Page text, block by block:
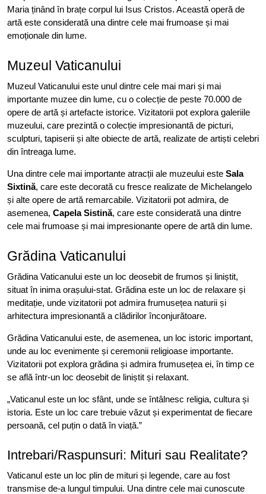
Maria ținând în brațe corpul lui Isus Cristos. Această operă de
artă este considerată una dintre cele mai frumoase și mai
emoționale din lume.
Muzeul Vaticanului
Muzeul Vaticanului este unul dintre cele mai mari și mai
importante muzee din lume, cu o colecție de peste 70.000 de
opere de artă și artefacte istorice. Vizitatorii pot explora galeriile
muzeului, care prezintă o colecție impresionantă de picturi,
sculpturi, tapiserii și alte obiecte de artă, realizate de artiști celebri
din întreaga lume.
Una dintre cele mai importante atracții ale muzeului este Sala
Sixtină, care este decorată cu fresce realizate de Michelangelo
și alte opere de artă remarcabile. Vizitatorii pot admira, de
asemenea, Capela Sistină, care este considerată una dintre
cele mai frumoase și mai impresionante opere de artă din lume.
Grădina Vaticanului
Grădina Vaticanului este un loc deosebit de frumos și liniștit,
situat în inima orașului-stat. Grădina este un loc de relaxare și
meditație, unde vizitatorii pot admira frumusețea naturii și
arhitectura impresionantă a clădirilor înconjurătoare.
Grădina Vaticanului este, de asemenea, un loc istoric important,
unde au loc evenimente și ceremonii religioase importante.
Vizitatorii pot explora grădina și admira frumusețea ei, în timp ce
se află într-un loc deosebit de liniștit și relaxant.
„Vaticanul este un loc sfânt, unde se întâlnesc religia, cultura și
istoria. Este un loc care trebuie văzut și experimentat de fiecare
persoană, cel puțin o dată în viață.”
Intrebari/Raspunsuri: Mituri sau Realitate?
Vaticanul este un loc plin de mituri și legende, care au fost
transmise de-a lungul timpului. Una dintre cele mai cunoscute